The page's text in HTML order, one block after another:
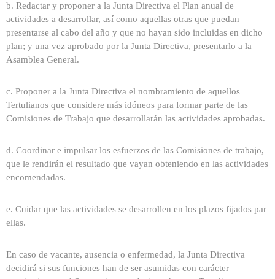
b. Redactar y proponer a la Junta Directiva el Plan anual de
actividades a desarrollar, así como aquellas otras que puedan
presentarse al cabo del año y que no hayan sido incluidas en dicho
plan; y una vez aprobado por la Junta Directiva, presentarlo a la
Asamblea General.
c. Proponer a la Junta Directiva el nombramiento de aquellos
Tertulianos que considere más idóneos para formar parte de las
Comisiones de Trabajo que desarrollarán las actividades aprobadas.
d. Coordinar e impulsar los esfuerzos de las Comisiones de trabajo,
que le rendirán el resultado que vayan obteniendo en las actividades
encomendadas.
e. Cuidar que las actividades se desarrollen en los plazos fijados par
ellas.
En caso de vacante, ausencia o enfermedad, la Junta Directiva
decidirá si sus funciones han de ser asumidas con carácter